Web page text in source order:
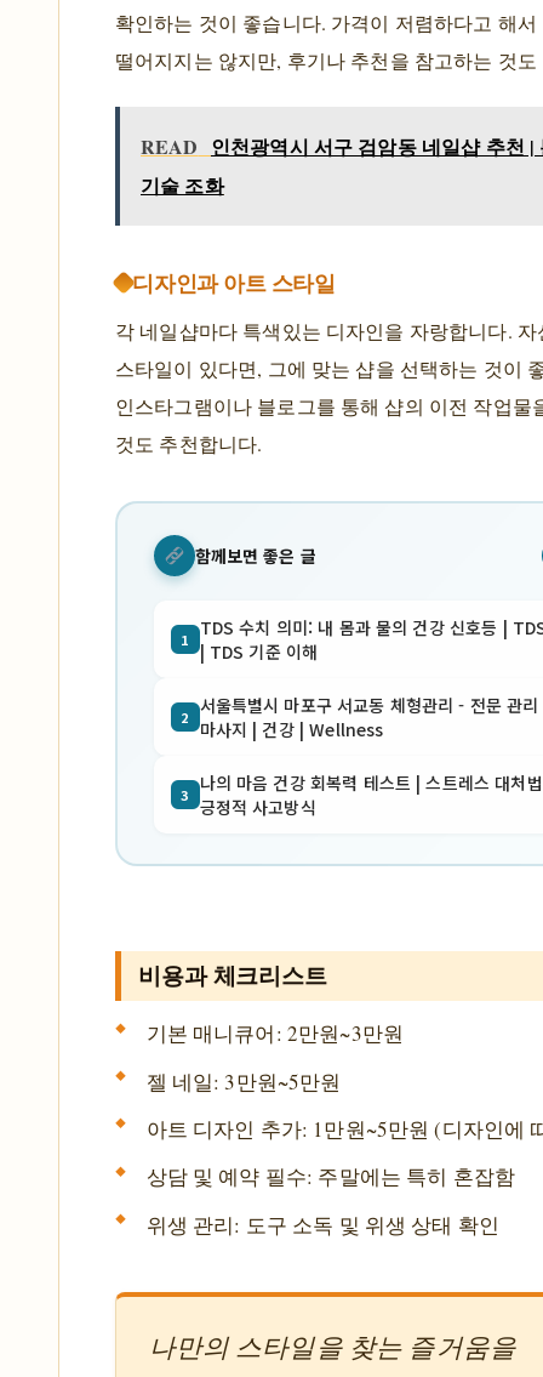
확인하는 것이 좋습니다. 가격이 저렴하다고 해서
떨어지지는 않지만, 후기나 추천을 참고하는 것
READ 인천광역시 서구 검암동 네일샵 추천 |
기술 조화
디자인과 아트 스타일
각 네일샵마다 특색있는 디자인을 자랑합니다.
스타일이 있다면, 그에 맞는 샵을 선택하는 것이
인스타그램이나 블로그를 통해 샵의 이전 작업물
것도 추천합니다.
함께보면 좋은 글
1 TDS 수치 의미: 내 몸과 물의 건강 신호등 |
| TDS 기준 이해
2 서울특별시 마포구 서교동 체형관리 - 전문 관
마사지 | 건강 | Wellness
3 나의 마음 건강 회복력 테스트 | 스트레스 대처
긍정적 사고방식
비용과 체크리스트
기본 매니큐어: 2만원~3만원
젤 네일: 3만원~5만원
아트 디자인 추가: 1만원~5만원 (디자인에
상담 및 예약 필수: 주말에는 특히 혼잡함
위생 관리: 도구 소독 및 위생 상태 확인
나만의 스타일을 찾는 즐거움을